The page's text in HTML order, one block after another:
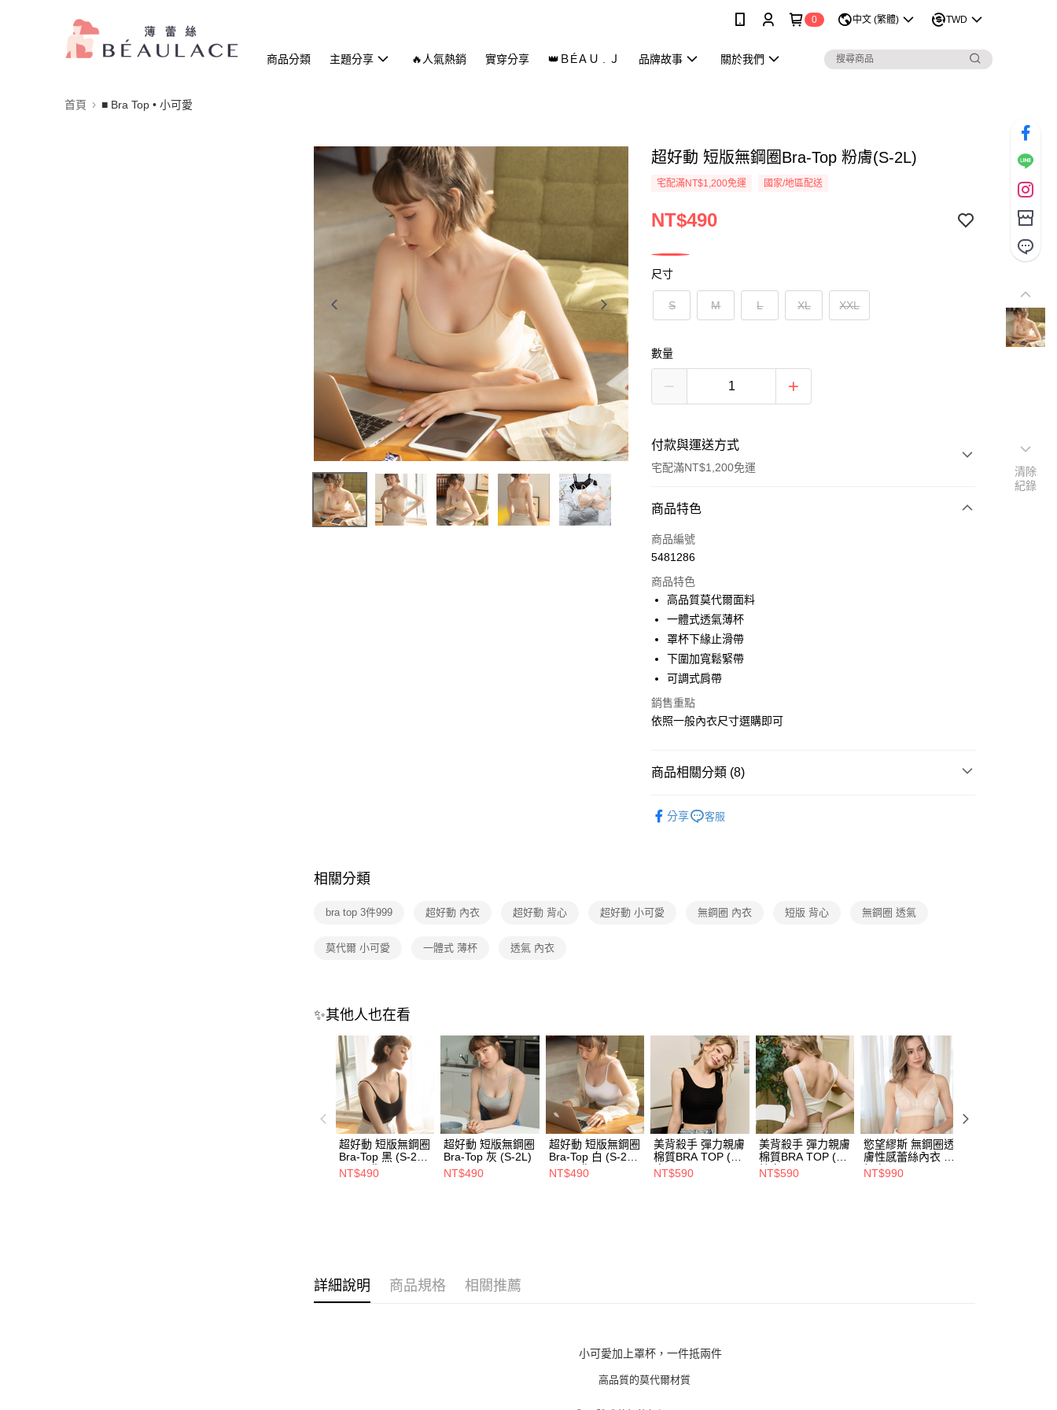
0 中文 (繁體) TWD
商品分類 主題分享 🔥人氣熱銷 實穿分享 👑ＢÉＡＵ . Ｊ 品牌故事 關於我們
首頁 ■ Bra Top • 小可愛
超好動 短版無鋼圈Bra-Top 粉膚(S-2L)
宅配滿NT$1,200免運 國家/地區配送
NT$490
尺寸
S M L XL XXL
數量
付款與運送方式
宅配滿NT$1,200免運
付款方式
信用卡一次付款
3 期 0 利率 每期
合作金庫商業銀行
華南商業銀行
國泰世華商業銀行
臺灣中小企業銀行
匯豐（台灣）商業銀行
聯邦商業銀行
台新國際商業銀行
台灣樂天信用卡公司
超商取貨付款
Apple Pay
街口支付
全家取貨付款
7-11取貨付款
每筆NT$80，滿NT$1,200(含以上)免運費
付款後門市自取（約7-10天送達門市，將主動聯繫您到貨可取件時
間）
免運費
海外宅配 查看運費
商品特色
商品編號
5481286
商品特色
高品質莫代爾面料
一體式透氣薄杯
罩杯下緣止滑帶
下圍加寬鬆緊帶
可調式肩帶
銷售重點
依照一般內衣尺寸選購即可
商品相關分類 (8)
依尺寸分類 ▸Ａ罩杯專區
分享 客服
相關分類
bra top 3件999 超好動 內衣 超好動 背心 超好動 小可愛 無鋼圈 內衣 短版 背心 無鋼圈 透氣
莫代爾 小可愛 一體式 薄杯 透氣 內衣
✨其他人也在看
超好動 短版無鋼圈
Bra-Top 黑 (S-2L)
【L預購】
NT$490
超好動 短版無鋼圈
Bra-Top 灰 (S-2L)
NT$490
超好動 短版無鋼圈
Bra-Top 白 (S-2L)
【L預購】
NT$490
美背殺手 彈力親膚
棉質BRA TOP (顯
瘦黑)(M-3L)
NT$590
美背殺手 彈力親膚
棉質BRA TOP (純
粹白)(M-3L)
NT$590
慾望繆斯 無鋼圈透
膚性感蕾絲內衣 裸
粉膚(B-F)
NT$990
詳細說明 商品規格 相關推薦
小可愛加上罩杯，一件抵兩件
高品質的莫代爾材質
清除
紀錄